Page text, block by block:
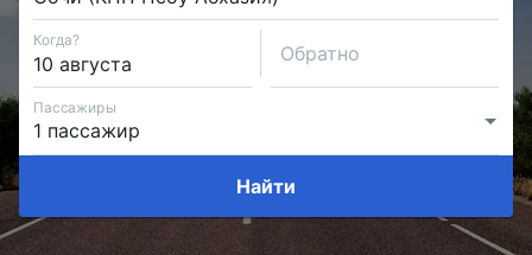
Когда?
Обратно
Пассажиры
Найти